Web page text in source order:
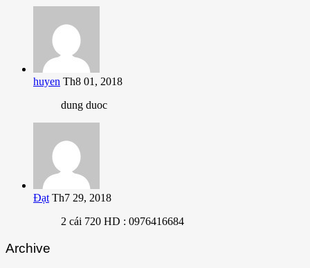
huyen Th8 01, 2018
dung duoc
Đạt Th7 29, 2018
2 cái 720 HD : 0976416684
Archive